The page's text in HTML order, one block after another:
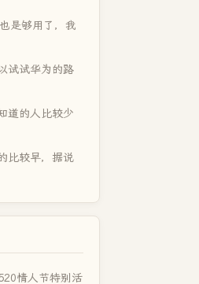
是够用了，我
试试华为的路
道的人比较少
比较早，据说
情人节特别活